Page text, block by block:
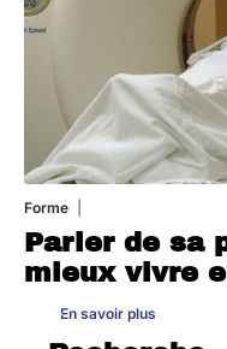
Forme
Parler de sa
mieux vivre
En savoir plus